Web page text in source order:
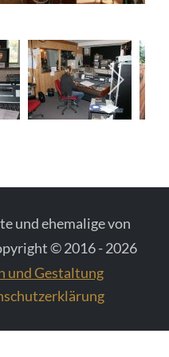
und ehemalige von
© 2016 - 2026
und Gestaltung